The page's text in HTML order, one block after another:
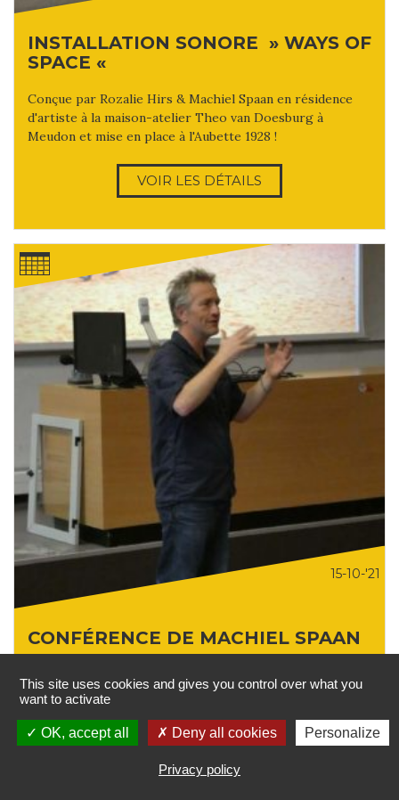
INSTALLATION SONORE » WAYS OF
SPACE «
Conçue par Rozalie Hirs & Machiel Spaan en résidence
d'artiste à la maison-atelier Theo van Doesburg à
Meudon et mise en place à l'Aubette 1928 !
VOIR LES DÉTAILS
15-10-'21
CONFÉRENCE DE MACHIEL SPAAN
l'architecte Machiel Spaan a présenté son travail en
This site uses cookies and gives you control over what you
want to activate
OK, accept all Deny all cookies Personalize
Privacy policy